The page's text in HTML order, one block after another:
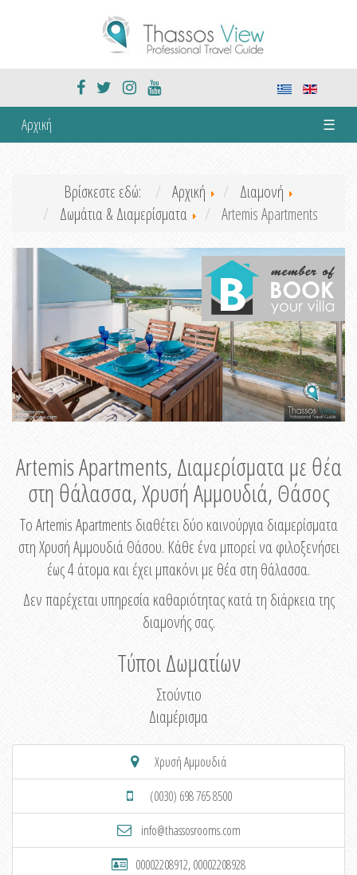
Αρχική ☰
Βρίσκεστε εδώ: Αρχική
Διαμονή
Δωμάτια & Διαμερίσματα
Artemis Apartments
Artemis Apartments, Διαμερίσματα με θέα
στη θάλασσα, Χρυσή Αμμουδιά, Θάσος
Το Artemis Apartments διαθέτει δύο καινούργια διαμερίσματα
στη Χρυσή Αμμουδιά Θάσου. Κάθε ένα μπορεί να φιλοξενήσει
έως 4 άτομα και έχει μπακόνι με θέα στη θάλασσα.
Δεν παρέχεται υπηρεσία καθαριότητας κατά τη διάρκεια της
διαμονής σας.
Τύποι Δωματίων
Στούντιο
Διαμέρισμα
Χρυσή Αμμουδιά
(0030) 698 765 8500
info@thassosrooms.com
00002208912, 00002208928